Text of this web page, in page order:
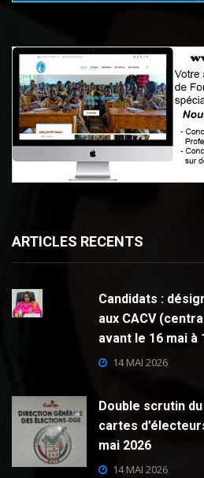
ARTICLES RECENTS
Candidats :
aux CACV
avant le 16 mai à
14 MAI 2026
Double scrutin
cartes
mai 2026
14 MAI 2026